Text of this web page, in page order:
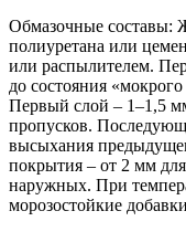
Обмазочные составы:
полиуретана или
или распылителем.
до состояния
Первый слой – 1–1,5
пропусков.
высыхания
покрытия – от 2 мм
наружных. При
морозостойкие